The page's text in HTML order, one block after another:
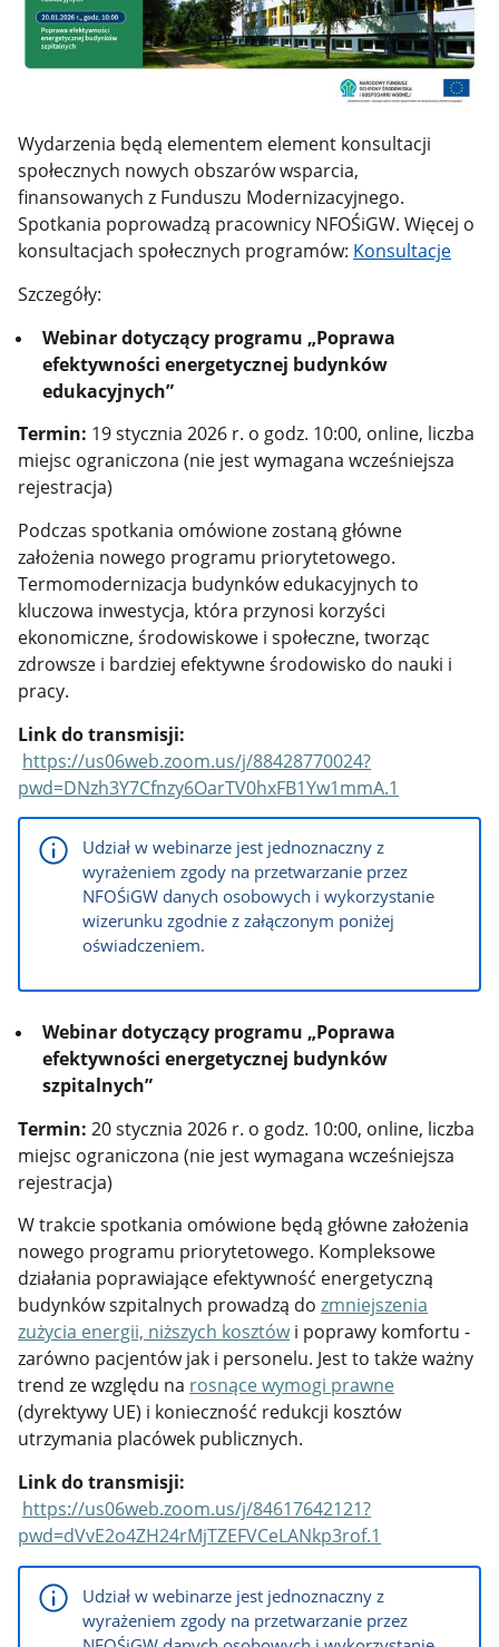
Wydarzenia będą elementem element konsultacji
społecznych nowych obszarów wsparcia,
finansowanych z Funduszu Modernizacyjnego.
Spotkania poprowadzą pracownicy NFOŚiGW. Więcej o
konsultacjach społecznych programów: Konsultacje
Szczegóły:
Webinar dotyczący programu „Poprawa
efektywności energetycznej budynków
edukacyjnych”
Termin: 19 stycznia 2026 r. o godz. 10:00, online, liczba
miejsc ograniczona (nie jest wymagana wcześniejsza
rejestracja)
Podczas spotkania omówione zostaną główne
założenia nowego programu priorytetowego.
Termomodernizacja budynków edukacyjnych to
kluczowa inwestycja, która przynosi korzyści
ekonomiczne, środowiskowe i społeczne, tworząc
zdrowsze i bardziej efektywne środowisko do nauki i
pracy.
Link do transmisji:
https://us06web.zoom.us/j/88428770024?
pwd=DNzh3Y7Cfnzy6OarTV0hxFB1Yw1mmA.1
Udział w webinarze jest jednoznaczny z
wyrażeniem zgody na przetwarzanie przez
NFOŚiGW danych osobowych i wykorzystanie
wizerunku zgodnie z załączonym poniżej
oświadczeniem.
Webinar dotyczący programu „Poprawa
efektywności energetycznej budynków
szpitalnych”
Termin: 20 stycznia 2026 r. o godz. 10:00, online, liczba
miejsc ograniczona (nie jest wymagana wcześniejsza
rejestracja)
W trakcie spotkania omówione będą główne założenia
nowego programu priorytetowego. Kompleksowe
działania poprawiające efektywność energetyczną
budynków szpitalnych prowadzą dozmniejszenia
zużycia energii, niższych kosztówi poprawy komfortu -
zarówno pacjentów jak i personelu. Jest to także ważny
trend ze względu na rosnące wymogi prawne
(dyrektywy UE) i konieczność redukcji kosztów
utrzymania placówek publicznych.
Link do transmisji:
https://us06web.zoom.us/j/84617642121?
pwd=dVvE2o4ZH24rMjTZEFVCeLANkp3rof.1
Udział w webinarze jest jednoznaczny z
wyrażeniem zgody na przetwarzanie przez